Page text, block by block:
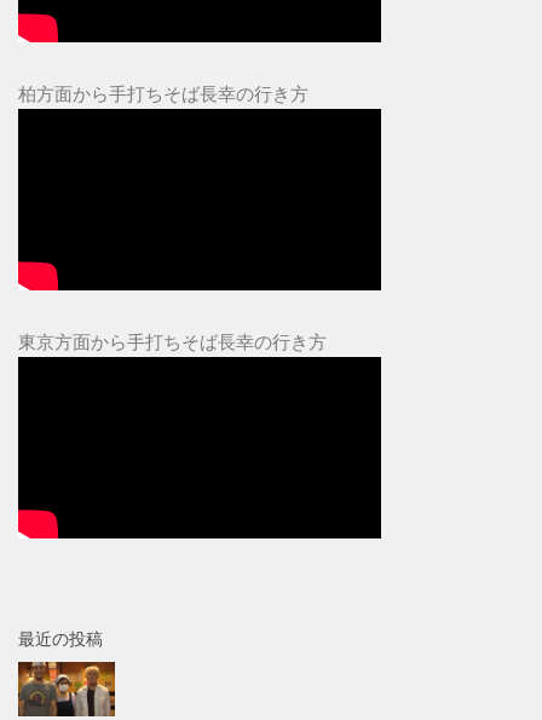
柏方面から手打ちそば長幸の行き方
東京方面から手打ちそば長幸の行き方
最近の投稿